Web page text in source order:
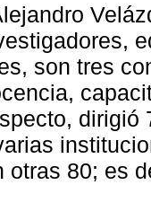
son tres
otras 80; es